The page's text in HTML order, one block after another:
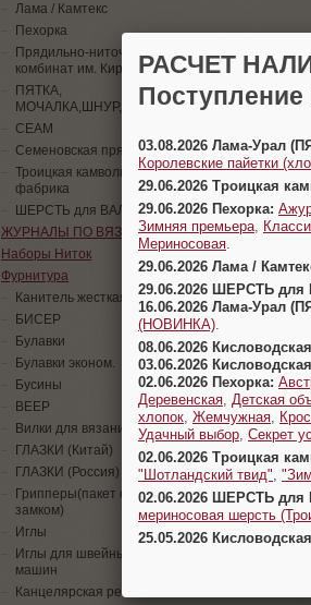
Лама / Камтекс
Пехорка
Прядильно-ниточный
комбинат им. Кирова
ПЯТКА,
МОЧАЛКА,ШНУР,ПАЙЕТКИ
СЕАМ
Семеновская пряжа
Троицкая камвольная
фабрика
ШЕРСТЬ для ВАЛЯНИЯ
ЖУРНАЛЫ ПО ВЯЗАНИЮ
Наборы Ниток
Фурнитура
Канитель жесткая
БИСЕР
Булавки
Булавки эконом.
Бусины
ВЕЕР
Вилки для вязания
ГЛАЗКИ (Китай)
ГЛАЗКИ (Россия)
Грипперы(пакет с
замком)
Иглы
Иглы для швейных
машин
Канцелярская резинка
РАСЧЕТ
Поступление
03.08.2026 Лама-Урал
Королевские пайетки
29.06.2026 Троицкая
29.06.2026 Пехорка:
Зимняя премьера
Мериносовая
29.06.2026 Лама /
29.06.2026 ШЕРСТЬ
16.06.2026 Лама-Урал
(НОВИНКА)
08.06.2026
03.06.2026
02.06.2026 Пехорка:
Деревенская Детская
хлопок Жемчужная
Удачный выбор Секрет
02.06.2026 Троицкая
"Шотландский твид"
02.06.2026 ШЕРСТЬ
мериносовая шерсть
25.05.2026